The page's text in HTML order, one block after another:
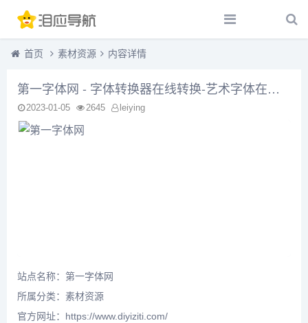
首页 素材资源 内容详情
第一字体网 - 字体转换器在线转换-艺术字体在线生成器设计
2023-01-05 2645 leiying
站点名称：第一字体网
所属分类： 素材资源
官方网址：https://www.diyiziti.com/